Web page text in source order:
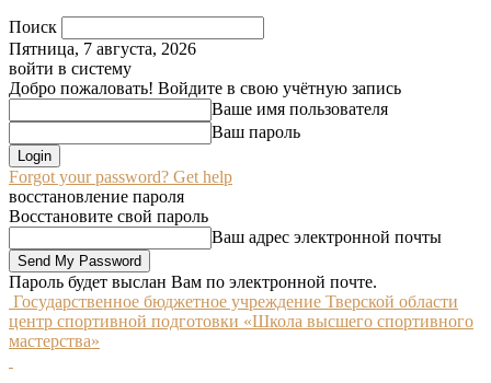
Поиск
Пятница, 7 августа, 2026
войти в систему
Добро пожаловать! Войдите в свою учётную запись
Ваше имя пользователя
Ваш пароль
Forgot your password? Get help
восстановление пароля
Восстановите свой пароль
Ваш адрес электронной почты
Пароль будет выслан Вам по электронной почте.
Государственное бюджетное учреждение Тверской области
центр спортивной подготовки «Школа высшего спортивного
мастерства»